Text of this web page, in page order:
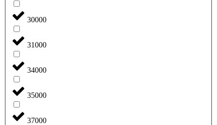
30000
31000
34000
35000
37000